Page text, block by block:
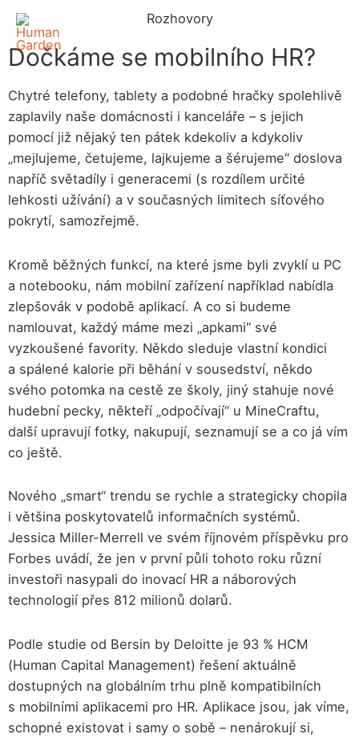
Rozhovory
Dočkáme se mobilního HR?
Chytré telefony, tablety a podobné hračky spolehlivě
zaplavily naše domácnosti i kanceláře – s jejich
pomocí již nějaký ten pátek kdekoliv a kdykoliv
„mejlujeme, četujeme, lajkujeme a šérujeme“ doslova
napříč světadíly i generacemi (s rozdílem určité
lehkosti užívání) a v současných limitech síťového
pokrytí, samozřejmě.
Kromě běžných funkcí, na které jsme byli zvyklí u PC
a notebooku, nám mobilní zařízení například nabídla
zlepšovák v podobě aplikací. A co si budeme
namlouvat, každý máme mezi „apkami“ své
vyzkoušené favority. Někdo sleduje vlastní kondici
a spálené kalorie při běhání v sousedství, někdo
svého potomka na cestě ze školy, jiný stahuje nové
hudební pecky, někteří „odpočívají“ u MineCraftu,
další upravují fotky, nakupují, seznamují se a co já vím
co ještě.
Nového „smart“ trendu se rychle a strategicky chopila
i většina poskytovatelů informačních systémů.
Jessica Miller-Merrell ve svém říjnovém příspěvku pro
Forbes uvádí, že jen v první půli tohoto roku různí
investoři nasypali do inovací HR a náborových
technologií přes 812 milionů dolarů.
Podle studie od Bersin by Deloitte je 93 % HCM
(Human Capital Management) řešení aktuálně
dostupných na globálním trhu plně kompatibilních
s mobilními aplikacemi pro HR. Aplikace jsou, jak víme,
schopné existovat i samy o sobě – nenárokují si,